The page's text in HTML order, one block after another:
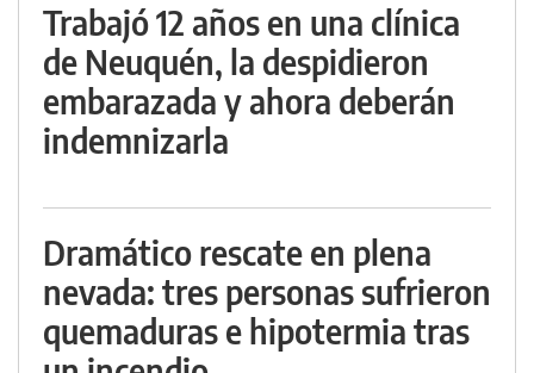
Trabajó 12 años en una clínica
de Neuquén, la despidieron
embarazada y ahora deberán
indemnizarla
Dramático rescate en plena
nevada: tres personas sufrieron
quemaduras e hipotermia tras